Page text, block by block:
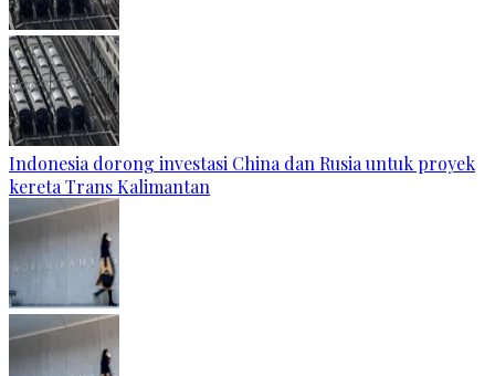
Indonesia dorong investasi China dan Rusia untuk proyek
kereta Trans Kalimantan